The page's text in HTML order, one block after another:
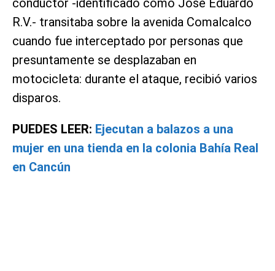
conductor -identificado como José Eduardo
R.V.- transitaba sobre la avenida Comalcalco
cuando fue interceptado por personas que
presuntamente se desplazaban en
motocicleta: durante el ataque, recibió varios
disparos.
PUEDES LEER: Ejecutan a balazos a una
mujer en una tienda en la colonia Bahía Real
en Cancún